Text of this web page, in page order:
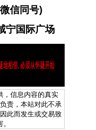
信同号)
宁国际广场
，信息内容的真实
责，本站对此不承
此而发生或交易致